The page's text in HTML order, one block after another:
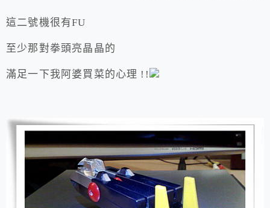
這二號機很有FU
至少那對拳頭亮晶晶的
滿足一下我阿婆買菜的心理 !!